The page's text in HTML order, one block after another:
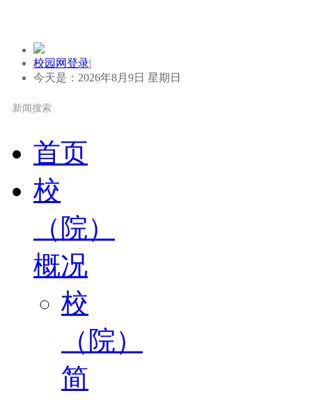
校园网登录|
今天是：2026年8月9日 星期日
首页
校
（院）
概况
校
（院）
简